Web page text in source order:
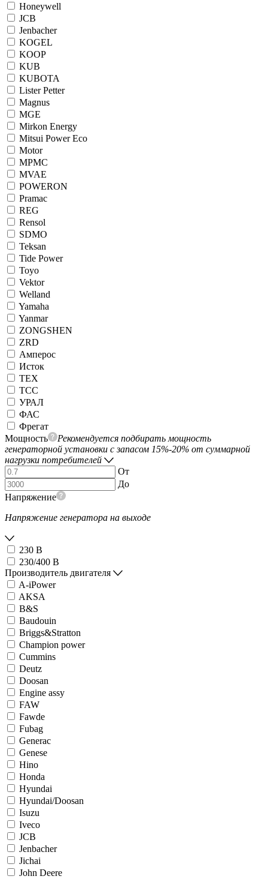
Honeywell
JCB
Jenbacher
KOGEL
KOOP
KUB
KUBOTA
Lister Petter
Magnus
MGE
Mirkon Energy
Mitsui Power Eco
Motor
MPMC
MVAE
POWERON
Pramac
REG
Rensol
SDMO
Teksan
Tide Power
Toyo
Vektor
Welland
Yamaha
Yanmar
ZONGSHEN
ZRD
Амперос
Исток
ТЕХ
ТСС
УРАЛ
ФАС
Фрегат
Мощность
Рекомендуется подбирать мощность
генераторной установки с запасом 15%-20% от суммарной
нагрузки потребителей
От
До
Напряжение
Напряжение генератора на выходе
230 В
230/400 В
Производитель двигателя
A-iPower
AKSA
B&S
Baudouin
Briggs&Stratton
Champion power
Cummins
Deutz
Doosan
Engine assy
FAW
Fawde
Fubag
Generac
Genese
Hino
Honda
Hyundai
Hyundai/Doosan
Isuzu
Iveco
JCB
Jenbacher
Jichai
John Deere